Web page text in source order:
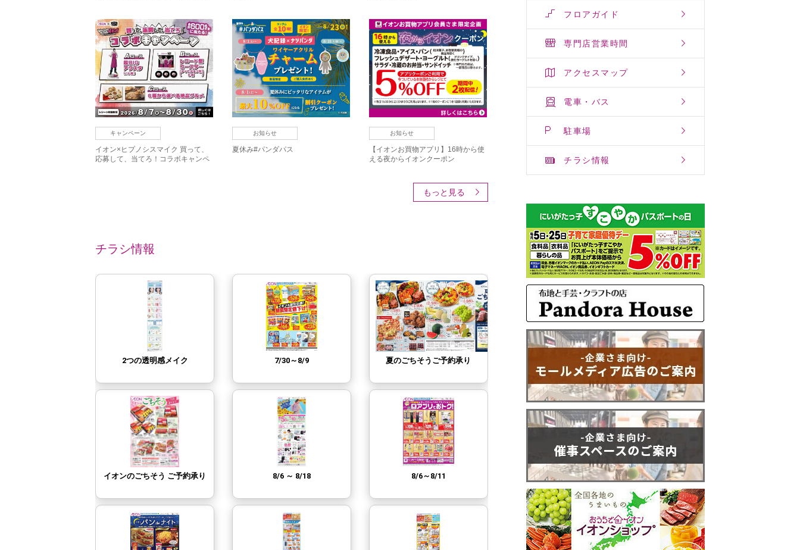
キャンペーン
イオン×ヒプノシスマイク 買って、
応募して、当てろ！コラボキャンペ
お知らせ
夏休み#パンダパス
お知らせ
【イオンお買物アプリ】16時から使
える夜からイオンクーポン
もっと見る
チラシ情報
フロアガイド
専門店営業時間
アクセスマップ
電車・バス
駐車場
チラシ情報